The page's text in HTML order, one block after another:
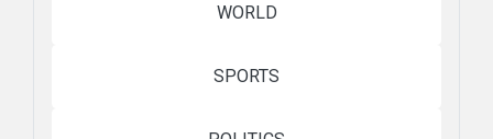
WORLD
SPORTS